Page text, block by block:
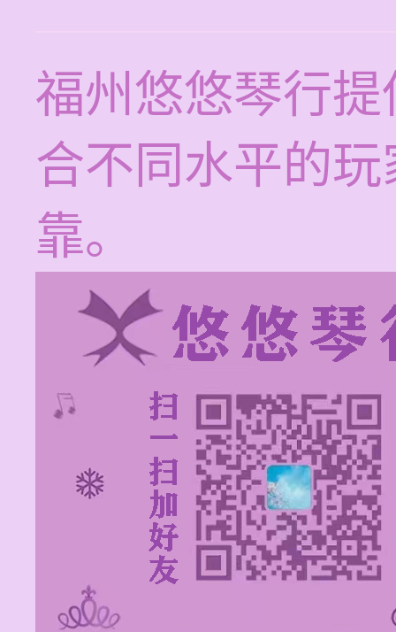
福州悠悠琴行
合不同水平的
靠。